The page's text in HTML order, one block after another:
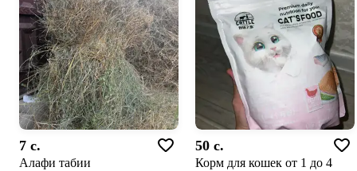
7 c.
Алафи табии
50 c.
Корм для кошек от 1 до 4